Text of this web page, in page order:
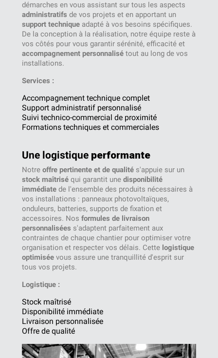
démarches en vous assistant sur tous les aspects
administratifs de vos projets et en apportant un
support technique adapté à vos besoins spécifiques.
De la conception à la réalisation, notre équipe reste à
vos côtés pour vous garantir sérénité, efficacité et
accompagnement personnalisé tout au long de vos
installations.
Services :
Accompagnement technique complet
Support administratif personnalisé
Suivi technico-commercial de proximité
Formations techniques et commerciales
Une logistique performante
Notre offre pertinente et de qualité s'appuie sur un
stock maîtrisé qui garantit une disponibilité
immédiate de l'ensemble des produits nécessaires à
vos installations : panneaux photovoltaïques,
onduleurs, batteries, supports de fixation et
accessoires. Nos formules de livraison
personnalisées s'adaptent parfaitement aux
contraintes de chaque chantier pour optimiser votre
organisation et respecter vos délais. Cette logistique
optimisée vous assure une tranquillité d'esprit sur
tous vos projets.
Logistique :
Stock maîtrisé
Disponibilité immédiate
Livraison personnalisée
Offre de qualité